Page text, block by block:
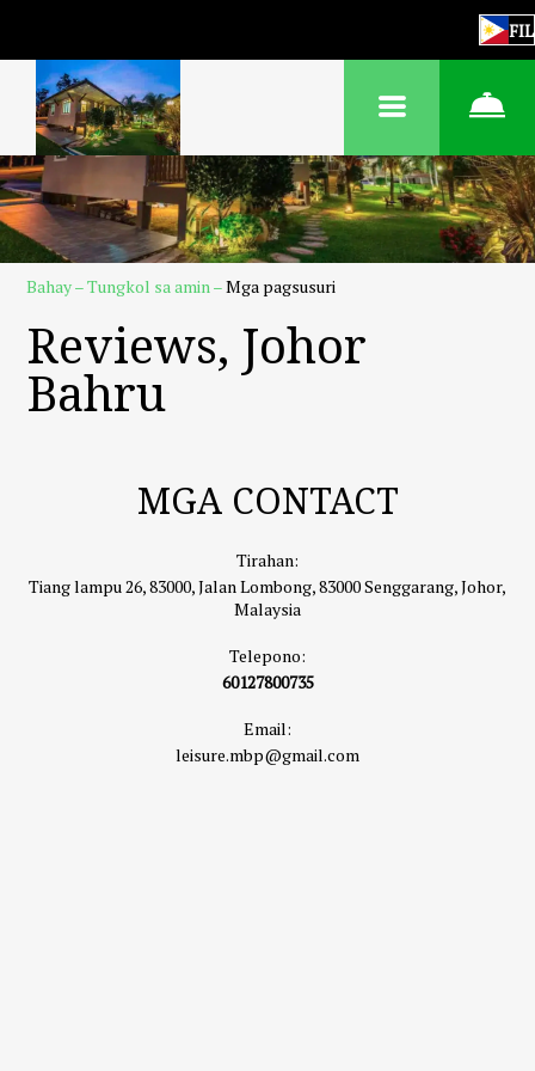
FIL
Bahay–Tungkol sa amin–Mga pagsusuri
Reviews, Johor
Bahru
MGA CONTACT
Tirahan:
Tiang lampu 26, 83000, Jalan Lombong, 83000 Senggarang, Johor,
Malaysia
Telepono:
60127800735
Email:
leisure.mbp@gmail.com